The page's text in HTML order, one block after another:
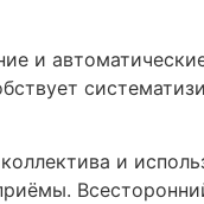
и
и